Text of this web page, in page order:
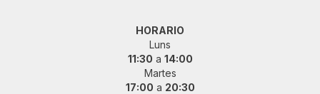
HORARIO
Luns
11:30 a 14:00
Martes
17:00 a 20:30